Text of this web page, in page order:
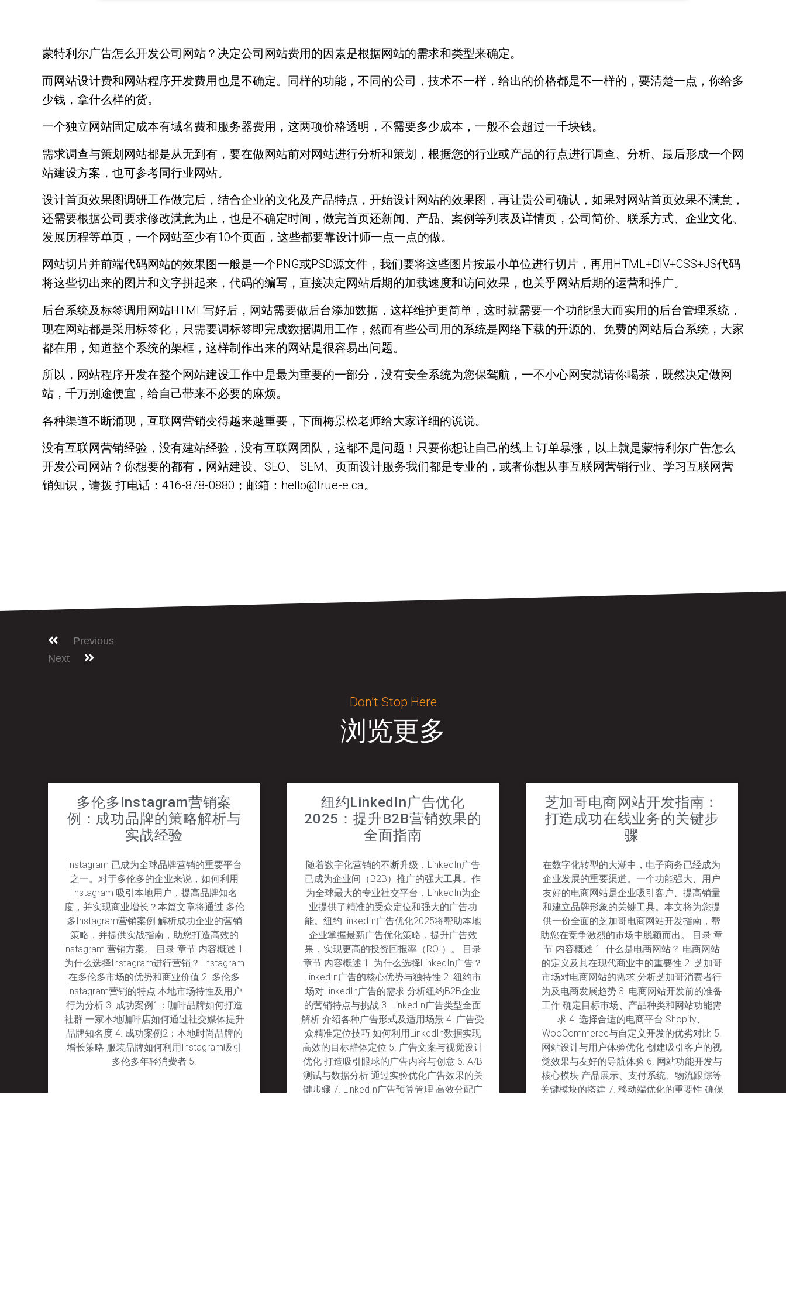
蒙特利尔广告怎么开发公司网站？决定公司网站费用的因素是根据网站的需求和类型来确定。
而网站设计费和网站程序开发费用也是不确定。同样的功能，不同的公司，技术不一样，给出的价格都是不一样的，要清楚一点，你给多
少钱，拿什么样的货。
一个独立网站固定成本有域名费和服务器费用，这两项价格透明，不需要多少成本，一般不会超过一千块钱。
需求调查与策划网站都是从无到有，要在做网站前对网站进行分析和策划，根据您的行业或产品的行点进行调查、分析、最后形成一个网
站建设方案，也可参考同行业网站。
设计首页效果图调研工作做完后，结合企业的文化及产品特点，开始设计网站的效果图，再让贵公司确认，如果对网站首页效果不满意，
还需要根据公司要求修改满意为止，也是不确定时间，做完首页还新闻、产品、案例等列表及详情页，公司简价、联系方式、企业文化、
发展历程等单页，一个网站至少有10个页面，这些都要靠设计师一点一点的做。
网站切片并前端代码网站的效果图一般是一个PNG或PSD源文件，我们要将这些图片按最小单位进行切片，再用HTML+DIV+CSS+JS代码
将这些切出来的图片和文字拼起来，代码的编写，直接决定网站后期的加载速度和访问效果，也关乎网站后期的运营和推广。
后台系统及标签调用网站HTML写好后，网站需要做后台添加数据，这样维护更简单，这时就需要一个功能强大而实用的后台管理系统，
现在网站都是采用标签化，只需要调标签即完成数据调用工作，然而有些公司用的系统是网络下载的开源的、免费的网站后台系统，大家
都在用，知道整个系统的架框，这样制作出来的网站是很容易出问题。
所以，网站程序开发在整个网站建设工作中是最为重要的一部分，没有安全系统为您保驾航，一不小心网安就请你喝茶，既然决定做网
站，千万别途便宜，给自己带来不必要的麻烦。
各种渠道不断涌现，互联网营销变得越来越重要，下面梅景松老师给大家详细的说说。
没有互联网营销经验，没有建站经验，没有互联网团队，这都不是问题！只要你想让自己的线上 订单暴涨，以上就是蒙特利尔广告怎么
开发公司网站？你想要的都有，网站建设、SEO、 SEM、页面设计服务我们都是专业的，或者你想从事互联网营销行业、学习互联网营
销知识，请拨 打电话：416-878-0880；邮箱：hello@true-e.ca。
Previous
Next
Don’t Stop Here
浏览更多
多伦多Instagram营销案
例：成功品牌的策略解析与
实战经验
Instagram 已成为全球品牌营销的重要平台
之一。对于多伦多的企业来说，如何利用
Instagram 吸引本地用户，提高品牌知名
度，并实现商业增长？本篇文章将通过 多伦
多Instagram营销案例 解析成功企业的营销
策略，并提供实战指南，助您打造高效的
Instagram 营销方案。 目录 章节 内容概述 1.
为什么选择Instagram进行营销？ Instagram
在多伦多市场的优势和商业价值 2. 多伦多
Instagram营销的特点 本地市场特性及用户
行为分析 3. 成功案例1：咖啡品牌如何打造
社群 一家本地咖啡店如何通过社交媒体提升
品牌知名度 4. 成功案例2：本地时尚品牌的
增长策略 服装品牌如何利用Instagram吸引
多伦多年轻消费者 5.
纽约LinkedIn广告优化
2025：提升B2B营销效果的
全面指南
随着数字化营销的不断升级，LinkedIn广告
已成为企业间（B2B）推广的强大工具。作
为全球最大的专业社交平台，LinkedIn为企
业提供了精准的受众定位和强大的广告功
能。纽约LinkedIn广告优化2025将帮助本地
企业掌握最新广告优化策略，提升广告效
果，实现更高的投资回报率（ROI）。 目录
章节 内容概述 1. 为什么选择LinkedIn广告？
LinkedIn广告的核心优势与独特性 2. 纽约市
场对LinkedIn广告的需求 分析纽约B2B企业
的营销特点与挑战 3. LinkedIn广告类型全面
解析 介绍各种广告形式及适用场景 4. 广告受
众精准定位技巧 如何利用LinkedIn数据实现
高效的目标群体定位 5. 广告文案与视觉设计
优化 打造吸引眼球的广告内容与创意 6. A/B
测试与数据分析 通过实验优化广告效果的关
键步骤 7. LinkedIn广告预算管理 高效分配广
芝加哥电商网站开发指南：
打造成功在线业务的关键步
骤
在数字化转型的大潮中，电子商务已经成为
企业发展的重要渠道。一个功能强大、用户
友好的电商网站是企业吸引客户、提高销量
和建立品牌形象的关键工具。本文将为您提
供一份全面的芝加哥电商网站开发指南，帮
助您在竞争激烈的市场中脱颖而出。 目录 章
节 内容概述 1. 什么是电商网站？ 电商网站
的定义及其在现代商业中的重要性 2. 芝加哥
市场对电商网站的需求 分析芝加哥消费者行
为及电商发展趋势 3. 电商网站开发前的准备
工作 确定目标市场、产品种类和网站功能需
求 4. 选择合适的电商平台 Shopify、
WooCommerce与自定义开发的优劣对比 5.
网站设计与用户体验优化 创建吸引客户的视
觉效果与友好的导航体验 6. 网站功能开发与
核心模块 产品展示、支付系统、物流跟踪等
关键模块的搭建 7. 移动端优化的重要性 确保